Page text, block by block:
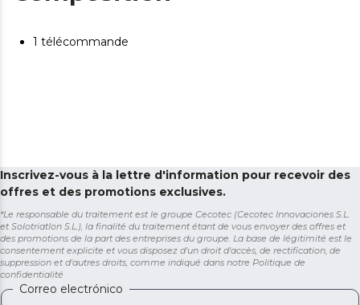
1 télécommande
Inscrivez-vous à la lettre d'information pour recevoir des
offres et des promotions exclusives.
*Le responsable du traitement est le groupe Cecotec (Cecotec Innovaciones S.L.
et Solotriatlon S.L.), la finalité du traitement étant de vous envoyer des offres et
des promotions de la part des entreprises du groupe. La base de légitimité est le
consentement explicite et vous disposez d'un droit d'accès, de rectification, de
suppression et d'autres droits, comme indiqué dans notre Politique de
confidentialité
Correo electrónico